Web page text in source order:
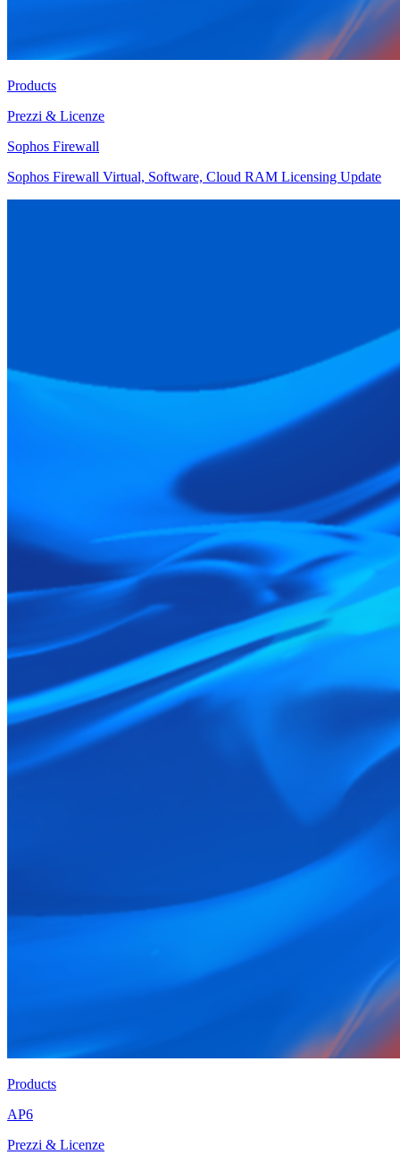
Products
Prezzi & Licenze
Sophos Firewall
Sophos Firewall Virtual, Software, Cloud RAM Licensing Update
Products
AP6
Prezzi & Licenze